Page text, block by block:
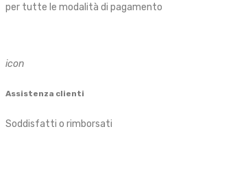
per tutte le modalità di pagamento
icon
Assistenza clienti
Soddisfatti o rimborsati